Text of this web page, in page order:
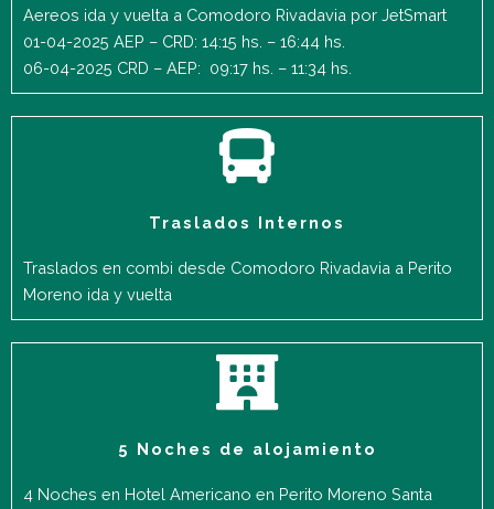
Aereos ida y vuelta a Comodoro Rivadavia por JetSmart
01-04-2025 AEP – CRD: 14:15 hs. – 16:44 hs.
06-04-2025 CRD – AEP: 09:17 hs. – 11:34 hs.
Traslados Internos
Traslados en combi desde Comodoro Rivadavia a Perito
Moreno ida y vuelta
5 Noches de alojamiento
4 Noches en Hotel Americano en Perito Moreno Santa